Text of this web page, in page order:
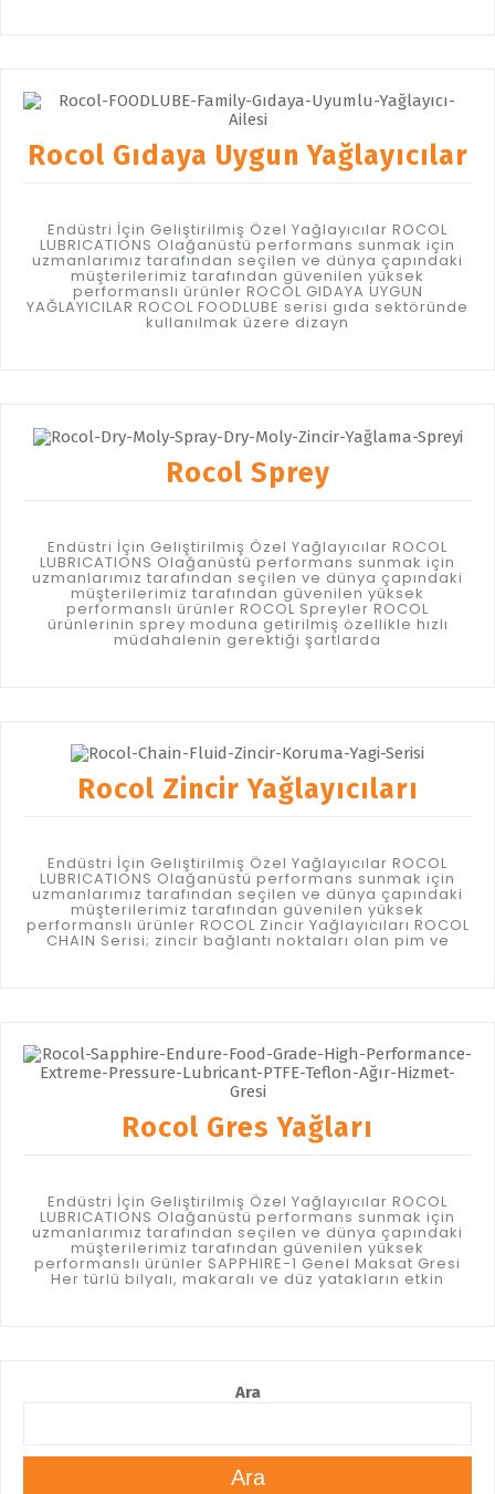
Rocol Gıdaya Uygun Yağlayıcılar
Endüstri İçin Geliştirilmiş Özel Yağlayıcılar ROCOL
LUBRICATIONS Olağanüstü performans sunmak için
uzmanlarımız tarafından seçilen ve dünya çapındaki
müşterilerimiz tarafından güvenilen yüksek
performanslı ürünler ROCOL GIDAYA UYGUN
YAĞLAYICILAR ROCOL FOODLUBE serisi gıda sektöründe
kullanılmak üzere dizayn
Rocol Sprey
Endüstri İçin Geliştirilmiş Özel Yağlayıcılar ROCOL
LUBRICATIONS Olağanüstü performans sunmak için
uzmanlarımız tarafından seçilen ve dünya çapındaki
müşterilerimiz tarafından güvenilen yüksek
performanslı ürünler ROCOL Spreyler ROCOL
ürünlerinin sprey moduna getirilmiş özellikle hızlı
müdahalenin gerektiği şartlarda
Rocol Zincir Yağlayıcıları
Endüstri İçin Geliştirilmiş Özel Yağlayıcılar ROCOL
LUBRICATIONS Olağanüstü performans sunmak için
uzmanlarımız tarafından seçilen ve dünya çapındaki
müşterilerimiz tarafından güvenilen yüksek
performanslı ürünler ROCOL Zincir Yağlayıcıları ROCOL
CHAIN Serisi; zincir bağlantı noktaları olan pim ve
Rocol Gres Yağları
Endüstri İçin Geliştirilmiş Özel Yağlayıcılar ROCOL
LUBRICATIONS Olağanüstü performans sunmak için
uzmanlarımız tarafından seçilen ve dünya çapındaki
müşterilerimiz tarafından güvenilen yüksek
performanslı ürünler SAPPHIRE-1 Genel Maksat Gresi
Her türlü bilyalı, makaralı ve düz yatakların etkin
Ara
Ara